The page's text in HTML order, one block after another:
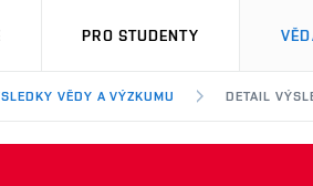
PRO STUDENTY
VĚDY A VÝZKUMU DETAIL